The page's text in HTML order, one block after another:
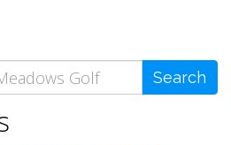
Search